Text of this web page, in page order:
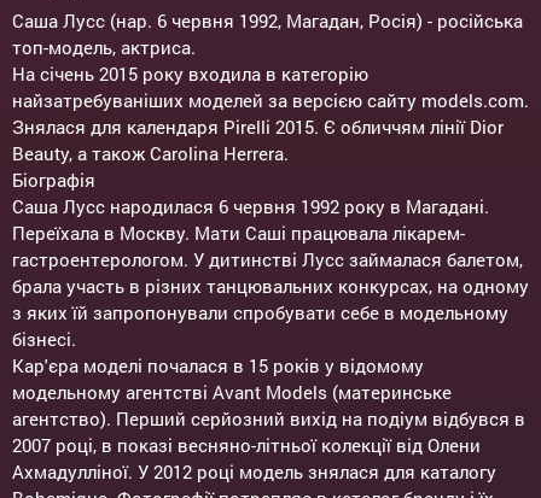
Саша Лусс (нар. 6 червня 1992, Магадан, Росія) - російська
топ-модель, актриса.
На січень 2015 року входила в категорію
найзатребуваніших моделей за версією сайту models.com.
Знялася для календаря Pirelli 2015. Є обличчям лінії Dior
Beauty, а також Carolina Herrera.
Біографія
Саша Лусс народилася 6 червня 1992 року в Магадані.
Переїхала в Москву. Мати Саші працювала лікарем-
гастроентерологом. У дитинстві Лусс займалася балетом,
брала участь в різних танцювальних конкурсах, на одному
з яких їй запропонували спробувати себе в модельному
бізнесі.
Кар'єра моделі почалася в 15 років у відомому
модельному агентстві Avant Models (материнське
агентство). Перший серйозний вихід на подіум відбувся в
2007 році, в показі весняно-літньої колекції від Олени
Ахмадулліної. У 2012 році модель знялася для каталогу